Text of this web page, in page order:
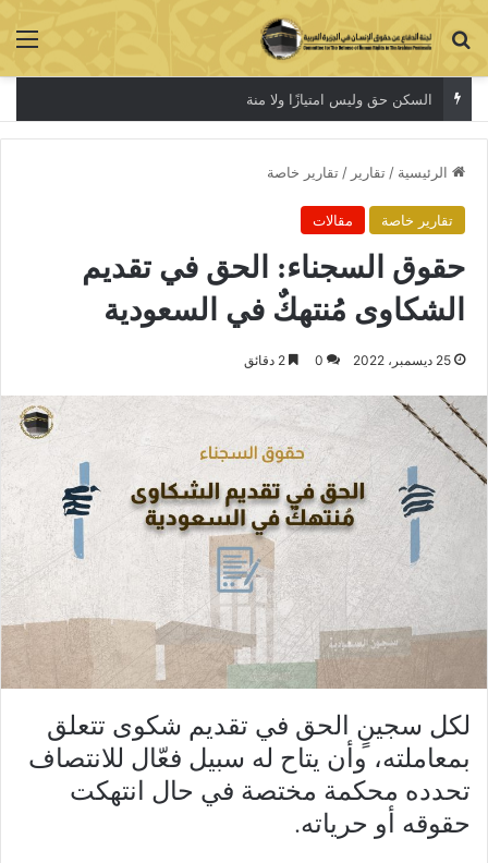
بحث عن
السكن حق وليس امتيازًا ولا منة
الرئيسية / تقارير / تقارير خاصة
تقارير خاصة مقالات
حقوق السجناء: الحق في تقديم
الشكاوى مُنتهكٌ في السعودية
25 ديسمبر، 2022 0
لكل سجينٍ الحق في تقديم شكوى تتعلق
بمعاملته، وأن يتاح له سبيل فعّال للانتصاف
تحدده محكمة مختصة في حال انتهكت
حقوقه أو حرياته.